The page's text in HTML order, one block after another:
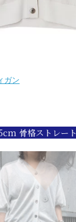
ガン
骨格ストレート